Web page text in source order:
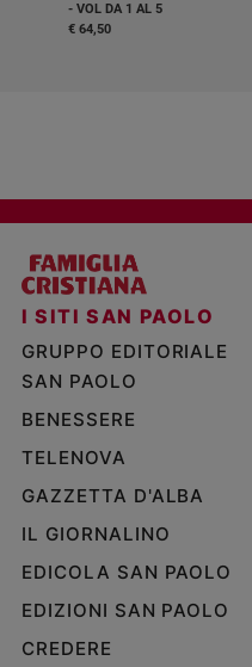
- VOL DA 1 AL 5
€ 64,50
I SITI SAN PAOLO
GRUPPO EDITORIALE
SAN PAOLO
BENESSERE
TELENOVA
GAZZETTA D'ALBA
IL GIORNALINO
EDICOLA SAN PAOLO
EDIZIONI SAN PAOLO
CREDERE